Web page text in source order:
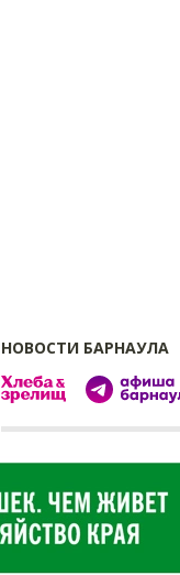
НОВОСТИ БАРНАУЛА